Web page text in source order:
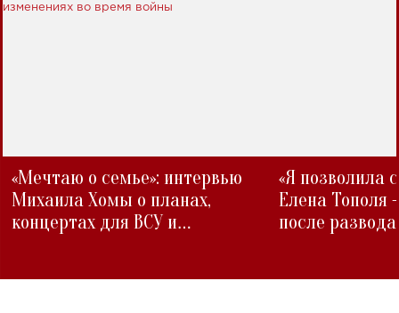
«Мечтаю о семье»: интервью
Михаила Хомы о планах,
концертах для ВСУ и
«Я позволила
Елена Тополя
после развода